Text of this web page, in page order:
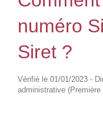
numéro
Siret ?
Vérifié le 01/01/2023 -
administrative (Première